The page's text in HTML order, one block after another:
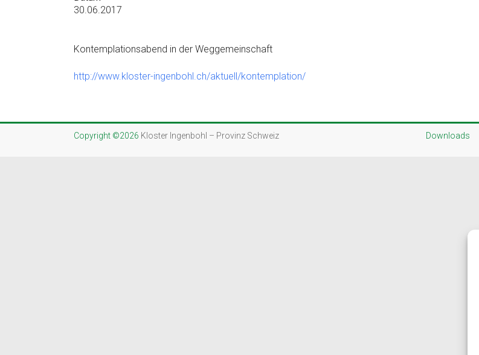
den
30.06.2017
Kontemplationsabend in der Weggemeinschaft
http://www.kloster-ingenbohl.ch/aktuell/kontemplation/
Copyright ©2026 Kloster Ingenbohl – Provinz Schweiz Downloads